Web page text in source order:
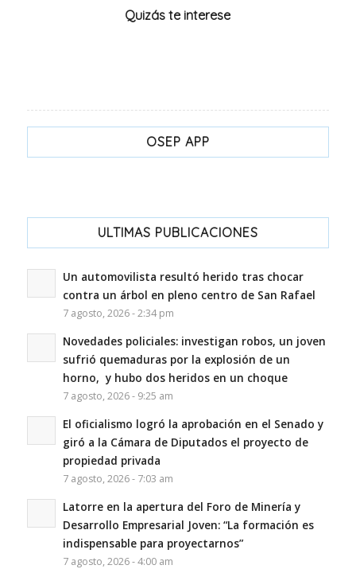
Quizás te interese
OSEP APP
ULTIMAS PUBLICACIONES
Un automovilista resultó herido tras chocar
contra un árbol en pleno centro de San Rafael
7 agosto, 2026 - 2:34 pm
Novedades policiales: investigan robos, un joven
sufrió quemaduras por la explosión de un
horno, y hubo dos heridos en un choque
7 agosto, 2026 - 9:25 am
El oficialismo logró la aprobación en el Senado y
giró a la Cámara de Diputados el proyecto de
propiedad privada
7 agosto, 2026 - 7:03 am
Latorre en la apertura del Foro de Minería y
Desarrollo Empresarial Joven: “La formación es
indispensable para proyectarnos”
7 agosto, 2026 - 4:00 am